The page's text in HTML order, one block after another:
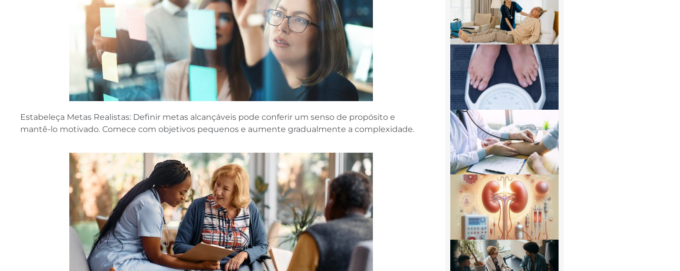
Estabeleça Metas Realistas: Definir metas alcançáveis pode conferir um senso de propósito e
mantê-lo motivado. Comece com objetivos pequenos e aumente gradualmente a complexidade.